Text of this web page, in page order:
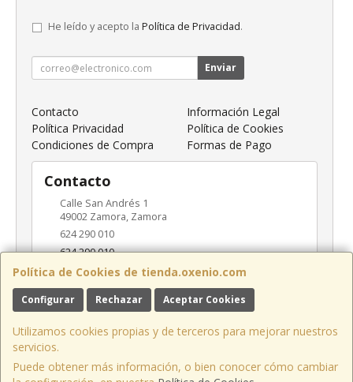
Política de Cookies de tienda.oxenio.com
Configurar Rechazar Aceptar Cookies
Utilizamos cookies propias y de terceros para mejorar nuestros
servicios.
Puede obtener más información, o bien conocer cómo cambiar
He leído y acepto la Política de Privacidad.
Enviar
Contacto
Información Legal
Política Privacidad
Política de Cookies
Condiciones de Compra
Formas de Pago
Contacto
Calle San Andrés 1
49002 Zamora, Zamora
624 290 010
624 290 010
info@oxenio.com
Horario
L-V: 09:00-18:00 / S: 10:00-14:00